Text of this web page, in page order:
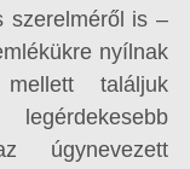
szerelméről is –
nyílnak
találjuk
úgynevezett